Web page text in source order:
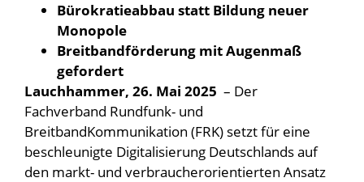
Bürokratieabbau statt Bildung neuer
Monopole
Breitbandförderung mit Augenmaß
gefordert
Lauchhammer, 26. Mai 2025 – Der
Fachverband Rundfunk- und
BreitbandKommunikation (FRK) setzt für eine
beschleunigte Digitalisierung Deutschlands auf
den markt- und verbraucherorientierten Ansatz